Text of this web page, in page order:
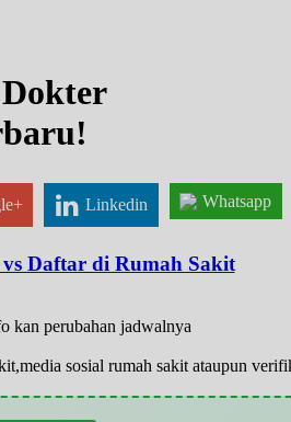
Linkedin Whatsapp
Daftar di Rumah Sakit
kan perubahan jadwalnya
sosial rumah sakit ataupun